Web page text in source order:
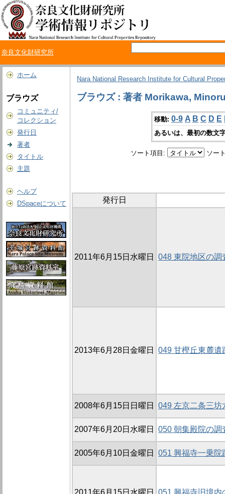
奈良文化財研究所
ホーム
ブラウズ
コミュニティ/
コレクション
発行日
著者
タイトル
主題
ヘルプ
DSpaceについて
Nara National Research Institute for Cultural
ブラウズ : 著者 Morikawa,
移動: 0-9 A B C D E
あるいは、最初の数文
ソート項目: ソー
発行日
2011年6月15日水曜日 048 東院地区の調
2013年6月28日金曜日 049 甘樫丘東麓遺
2008年6月15日日曜日 049 左京二条三坊
2007年6月20日水曜日 050 朝集殿院の調
2005年6月10日金曜日 051 興福寺一乗院